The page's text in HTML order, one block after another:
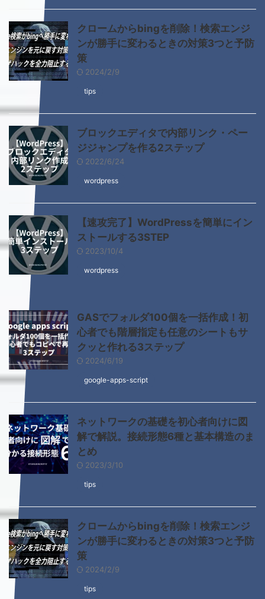
クロームからbingを削除！検索エンジ
ンが勝手に変わるときの対策3つと予防
策
2024/2/9
tips
ブロックエディタで内部リンク・ペー
ジジャンプを作る2ステップ
2022/6/24
wordpress
【速攻完了】WordPressを簡単にイン
ストールする3STEP
2023/10/4
wordpress
GASでフォルダ100個を一括作成！初
心者でも階層指定も任意のシートもサ
クッと作れる3ステップ
2024/6/19
google-apps-script
ネットワークの基礎を初心者向けに図
解で解説。接続形態6種と基本構造のま
とめ
2023/3/10
tips
クロームからbingを削除！検索エンジ
ンが勝手に変わるときの対策3つと予防
策
2024/2/9
tips